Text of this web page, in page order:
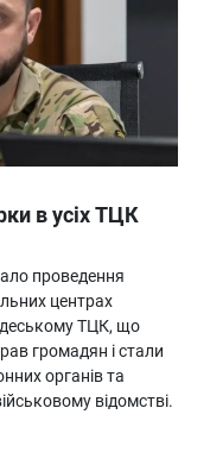
в усіх ТЦК
проведення
центрах
ТЦК, що
громадян і стали
органів та
відомстві.